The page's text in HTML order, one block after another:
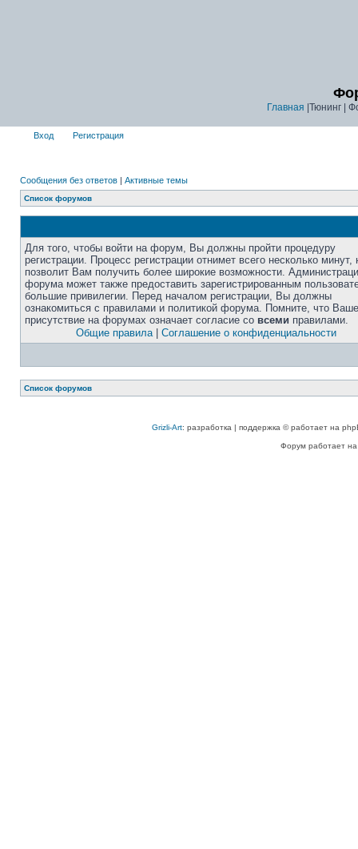
Главная |Тюнинг |
Вход Регистрация
Сообщения без ответов | Активные темы
Список форумов
Для того, чтобы войти на форум, Вы должны пройти процедуру
регистрации. Процесс регистрации отнимет всего несколько минут,
позволит Вам получить более широкие возможности.
форума может также предоставить зарегистрированным
большие привилегии. Перед началом регистрации, Вы должны
ознакомиться с правилами и политикой форума. Помните, что Ваше
присутствие на форумах означает согласие со всеми правилами.
Общие правила| Соглашение о конфиденциальности
Список форумов
Grizli-Art: разработка | поддержка © работает на
Форум работает